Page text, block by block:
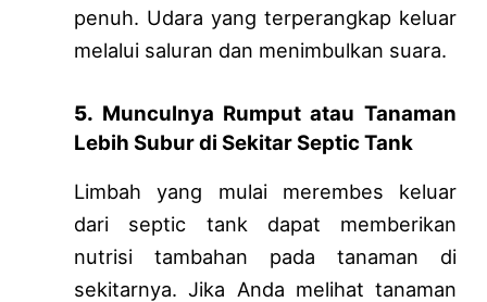
penuh. Udara yang terperangkap keluar
melalui saluran dan menimbulkan suara.
5. Munculnya Rumput atau Tanaman
Lebih Subur di Sekitar Septic Tank
Limbah yang mulai merembes keluar
dari septic tank dapat memberikan
nutrisi tambahan pada tanaman di
sekitarnya. Jika Anda melihat tanaman